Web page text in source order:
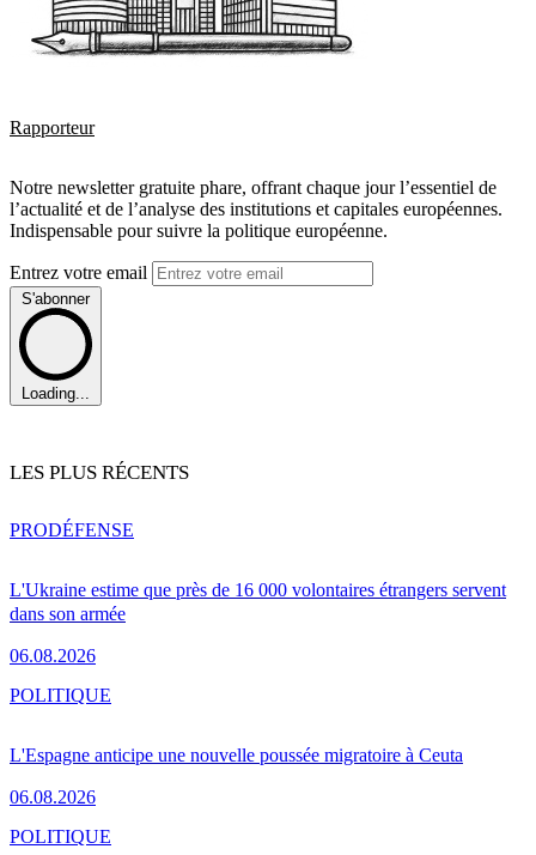
Rapporteur
Notre newsletter gratuite phare, offrant chaque jour l’essentiel de
l’actualité et de l’analyse des institutions et capitales européennes.
Indispensable pour suivre la politique européenne.
Entrez votre email
S'abonner
Loading...
LES PLUS RÉCENTS
L'Ukraine estime que près de 16 000 volontaires étrangers servent
dans son armée
06.08.2026
PRODÉFENSE
L'Espagne anticipe une nouvelle poussée migratoire à Ceuta
06.08.2026
POLITIQUE
POLITIQUE